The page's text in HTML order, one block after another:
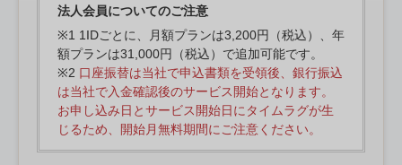
法人会員についてのご注意
※1 1IDごとに、月額プランは3,200円（税込）、年
額プランは31,000円（税込）で追加可能です。
※2 口座振替は当社で申込書類を受領後、銀行振込
は当社で入金確認後のサービス開始となります。
お申し込み日とサービス開始日にタイムラグが生
じるため、開始月無料期間にご注意ください。